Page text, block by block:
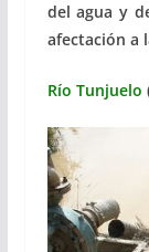
del agua y
afectación a
Río Tunjuelo